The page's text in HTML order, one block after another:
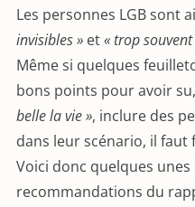
Les personnes LGB sont
invisibles » et« trop
Même si quelques
bons points pour avoir
belle la vie », inclure des
dans leur scénario, il
Voici donc quelques
recommandations du